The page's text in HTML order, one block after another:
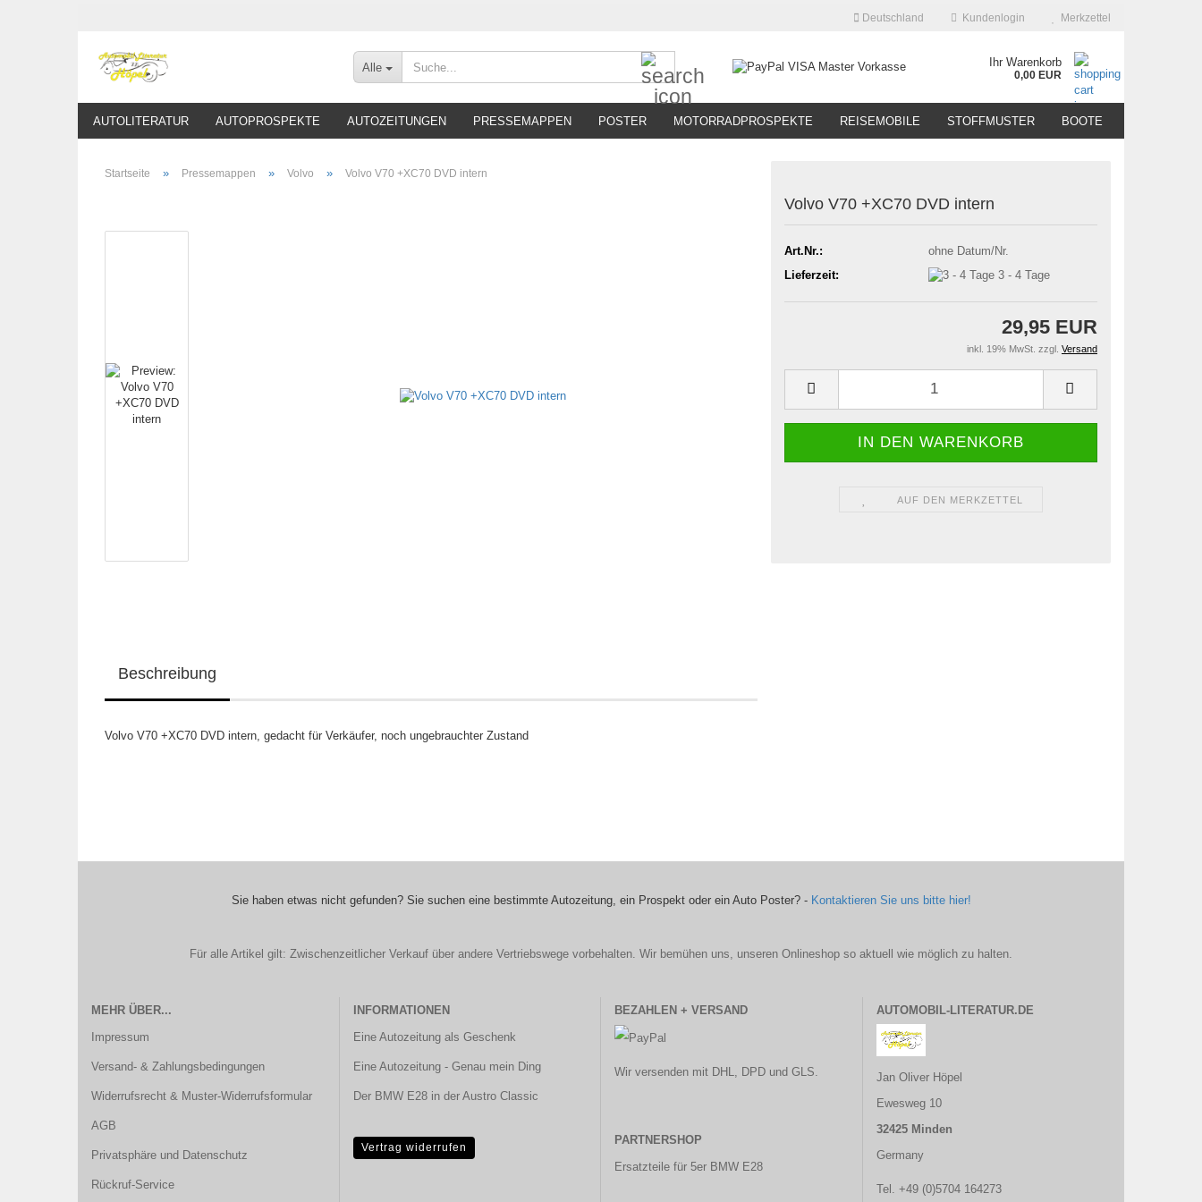
Deutschland Kundenlogin Merkzettel
Alle Ihr Warenkorb
0,00 EUR
AUTOLITERATUR AUTOPROSPEKTE AUTOZEITUNGEN PRESSEMAPPEN POSTER MOTORRADPROSPEKTE REISEMOBILE STOFFMUSTER BOOTE
Startseite » Pressemappen » Volvo » Volvo V70 +XC70 DVD intern
Volvo V70 +XC70 DVD intern
Art.Nr.:
ohne Datum/Nr.
Lieferzeit:
3 - 4 Tage
29,95 EUR
inkl. 19% MwSt. zzgl. Versand
AUF DEN MERKZETTEL
Beschreibung
Volvo V70 +XC70 DVD intern, gedacht für Verkäufer, noch ungebrauchter Zustand
Sie haben etwas nicht gefunden? Sie suchen eine bestimmte Autozeitung, ein Prospekt oder ein Auto Poster? - Kontaktieren Sie uns bitte hier!
Für alle Artikel gilt: Zwischenzeitlicher Verkauf über andere Vertriebswege vorbehalten. Wir bemühen uns, unseren Onlineshop so aktuell wie möglich zu halten.
MEHR ÜBER...
Impressum
Versand- & Zahlungsbedingungen
Widerrufsrecht & Muster-Widerrufsformular
AGB
Privatsphäre und Datenschutz
Rückruf-Service
INFORMATIONEN
Eine Autozeitung als Geschenk
Eine Autozeitung - Genau mein Ding
Der BMW E28 in der Austro Classic
Vertrag widerrufen
BEZAHLEN + VERSAND
Wir versenden mit DHL, DPD und GLS.
PARTNERSHOP
Ersatzteile für 5er BMW E28
AUTOMOBIL-LITERATUR.DE
Jan Oliver Höpel
Ewesweg 10
32425 Minden
Germany
Tel. +49 (0)5704 164273